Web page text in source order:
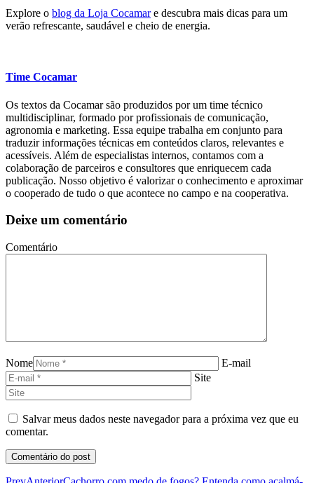
Explore o blog da Loja Cocamare descubra mais dicas para um
verão refrescante, saudável e cheio de energia.
Time Cocamar
Os textos da Cocamar são produzidos por um time técnico
multidisciplinar, formado por profissionais de comunicação,
agronomia e marketing. Essa equipe trabalha em conjunto para
traduzir informações técnicas em conteúdos claros, relevantes e
acessíveis. Além de especialistas internos, contamos com a
colaboração de parceiros e consultores que enriquecem cada
publicação. Nosso objetivo é valorizar o conhecimento e aproximar
o cooperado de tudo o que acontece no campo e na cooperativa.
Deixe um comentário
Comentário
Nome
E-mail
Site
Salvar meus dados neste navegador para a próxima vez que eu
comentar.